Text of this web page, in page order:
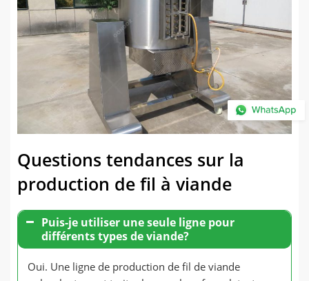
Questions tendances sur la
production de fil à viande
Puis-je utiliser une seule ligne pour
différents types de viande?
Oui. Une ligne de production de fil de viande